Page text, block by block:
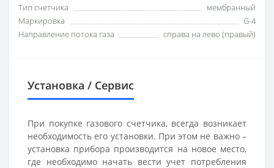
Тип счетчика
мембранный
Маркировка
G-4
Направление потока газа
справа на лево (правый)
Установка / Сервис
При покупке газового счетчика, всегда возникает
необходимость его установки. При этом не важно –
установка прибора производится на новое место,
где необходимо начать вести учет потребления